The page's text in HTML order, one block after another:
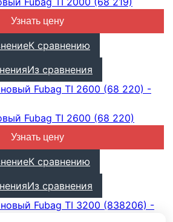
Узнать цену
К сравнению
Из сравнения
Fubag TI 2600 (68 220)
Узнать цену
К сравнению
Из сравнения